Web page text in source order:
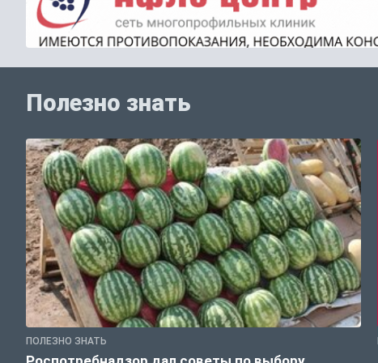
Полезно знать
ПОЛЕЗНО ЗНАТЬ